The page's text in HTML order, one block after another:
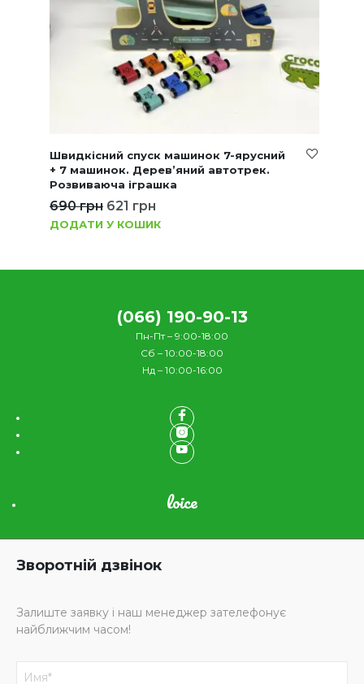
Швидкісний спуск машинок 7-ярусний
+ 7 машинок. Дерев’яний автотрек.
Розвиваюча іграшка
690грн 621 грн
ДОДАТИ У КОШИК
(066) 190-90-13
Пн-Пт – 9:00-18:00
Сб – 10:00-18:00
Нд – 10:00-16:00
loice
Зворотній дзвінок
Залиште заявку і наш менеджер зателефонує
найближчим часом!